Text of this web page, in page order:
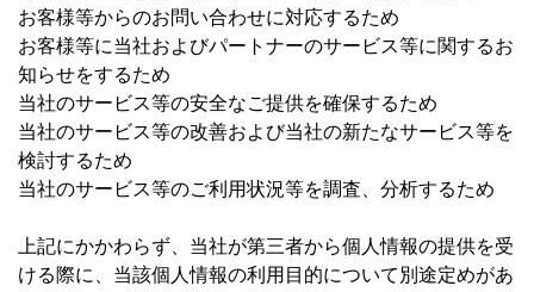
お客様等からのお問い合わせに対応するため
お客様等に当社およびパートナーのサービス等に関するお
知らせをするため
当社のサービス等の安全なご提供を確保するため
当社のサービス等の改善および当社の新たなサービス等を
検討するため
当社のサービス等のご利用状況等を調査、分析するため
上記にかかわらず、当社が第三者から個人情報の提供を受
ける際に、当該個人情報の利用目的について別途定めがあ